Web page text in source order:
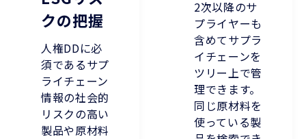
クの把握
人権DDに必
須であるサプ
ライチェーン
情報の社会的
リスクの高い
製品や原材料
2次以降のサ
プライヤーも
含めてサプラ
イチェーンを
ツリー上で管
理できます。
同じ原材料を
使っている製